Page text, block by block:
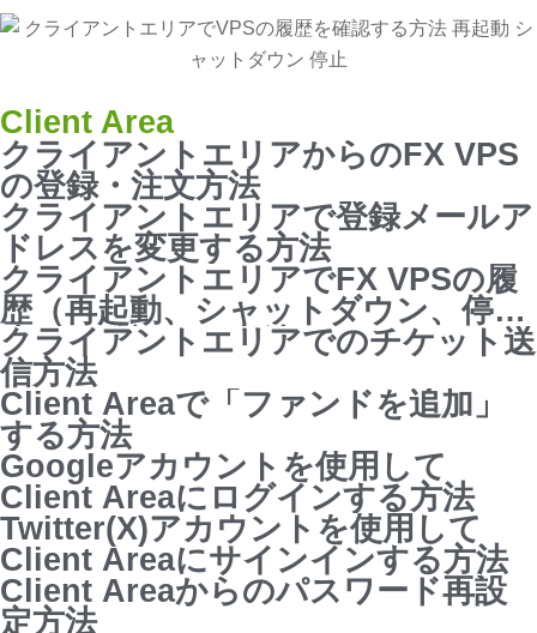
Client Area
クライアントエリアからのFX VPS
の登録・注文方法
クライアントエリアで登録メールア
ドレスを変更する方法
クライアントエリアでFX VPSの履
歴（再起動、シャットダウン、停
止）を確認する方法
クライアントエリアでのチケット送
信方法
Client Areaで「ファンドを追加」
する方法
Googleアカウントを使用して
Client Areaにログインする方法
Twitter(X)アカウントを使用して
Client Areaにサインインする方法
Client Areaからのパスワード再設
定方法